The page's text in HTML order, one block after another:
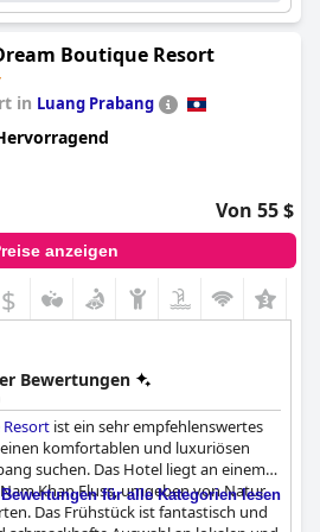
Boutique Resort
in Luang Prabang
Von 55 $
anzeigen
$
Bewertungen
ist ein sehr empfehlenswertes
komfortablen und luxuriösen
suchen. Das Hotel liegt an einem
Khan Fluss, umgeben von Natur
Das Frühstück ist fantastisch und
für alle Kategorien lesen